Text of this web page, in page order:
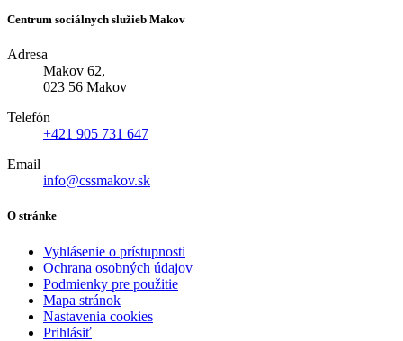
Centrum sociálnych služieb Makov
Adresa
Makov 62,
023 56 Makov
Telefón
+421 905 731 647
Email
info@cssmakov.sk
O stránke
Vyhlásenie o prístupnosti
Ochrana osobných údajov
Podmienky pre použitie
Mapa stránok
Nastavenia cookies
Prihlásiť